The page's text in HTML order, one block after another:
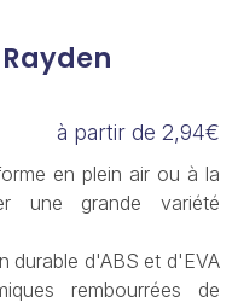
à partir de 2,94€
en plein air ou à la
une grande variété
durable d'ABS et d'EVA
rembourrées de